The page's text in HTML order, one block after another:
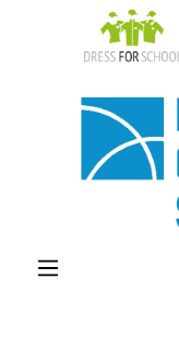
springen